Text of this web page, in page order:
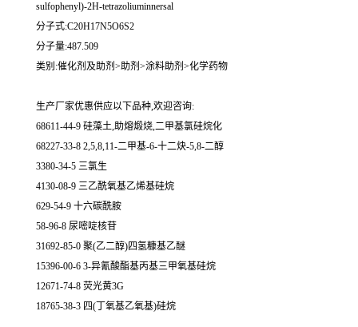
sulfophenyl)-2H-tetrazoliuminnersal
分子式:C20H17N5O6S2
分子量:487.509
类别:催化剂及助剂>助剂>涂料助剂>化学药物
生产厂家优惠供应以下品种,欢迎咨询:
68611-44-9 硅藻土,助熔煅烧,二甲基氯硅烷化
68227-33-8 2,5,8,11-二甲基-6-十二炔-5,8-二醇
3380-34-5 三氯生
4130-08-9 三乙酰氧基乙烯基硅烷
629-54-9 十六碳酰胺
58-96-8 尿嘧啶核苷
31692-85-0 聚(乙二醇)四氢糠基乙醚
15396-00-6 3-异氰酸酯基丙基三甲氧基硅烷
12671-74-8 荧光黄3G
18765-38-3 四(丁氧基乙氧基)硅烷